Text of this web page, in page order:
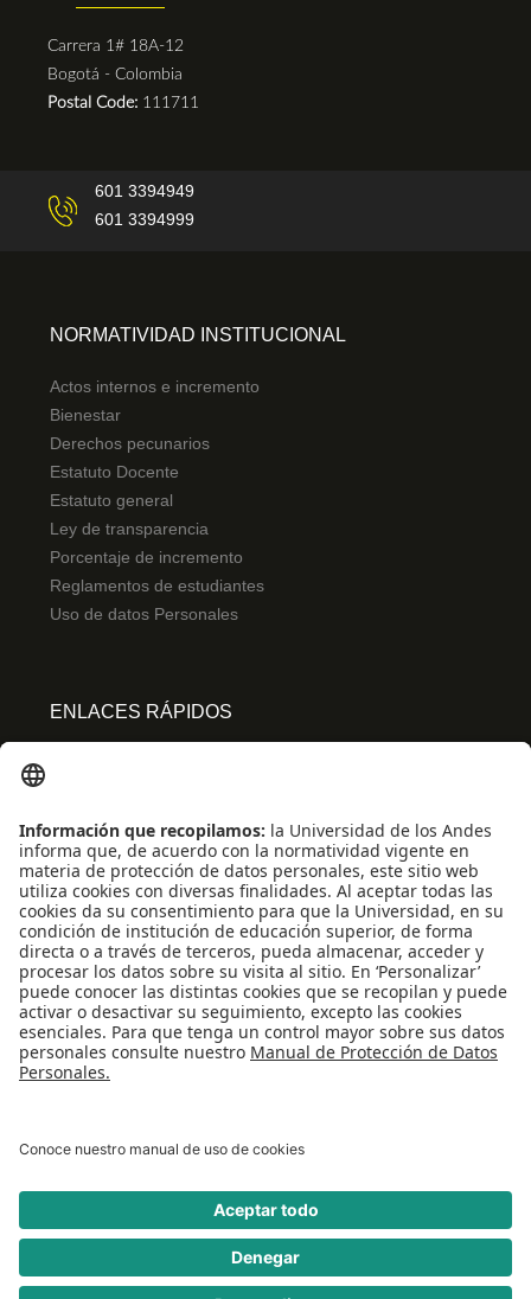
Carrera 1# 18A-12
Bogotá - Colombia
Postal Code: 111711
601 3394949
601 3394999
NORMATIVIDAD INSTITUCIONAL
Actos internos e incremento
Bienestar
Derechos pecunarios
Estatuto Docente
Estatuto general
Ley de transparencia
Porcentaje de incremento
Reglamentos de estudiantes
Uso de datos Personales
ENLACES RÁPIDOS
Convivencia y transparencia
Emergencias: Extensión 0000
Eventos destacados
Mapa del Sitio
Multimedia
Noticias
Preguntas frecuentes
Reconocimiento como Universidad: Decreto 1297 del 30 de mayo de 1964.
Reconocimiento personería jurídica: Resolución 28 del 23 de febrero de 1949